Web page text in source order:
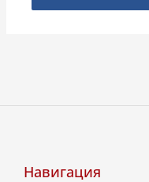
Навигация